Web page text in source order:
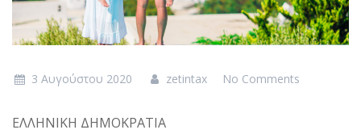
3 Αυγούστου 2020 zetintax No Comments
ΕΛΛΗΝΙΚΗ ΔΗΜΟΚΡΑΤΙΑ